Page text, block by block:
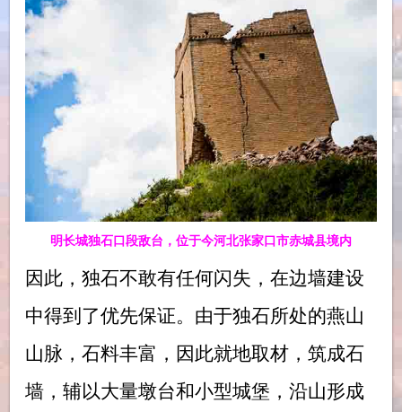
明长城独石口段敌台，位于今河北张家口市赤城县境内
因此，独石不敢有任何闪失，在边墙建设
中得到了优先保证。由于独石所处的燕山
山脉，石料丰富，因此就地取材，筑成石
墙，辅以大量墩台和小型城堡，沿山形成